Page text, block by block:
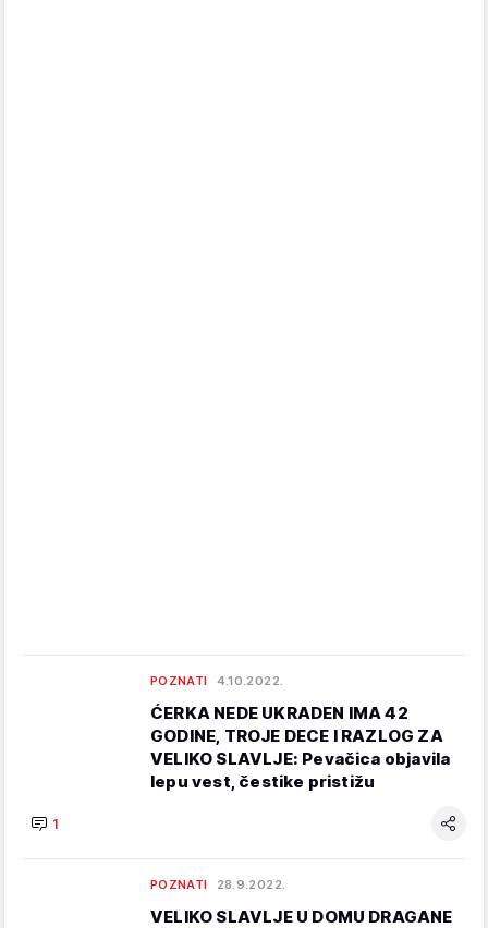
POZNATI 4.10.2022.
ĆERKA NEDE UKRADEN IMA 42
GODINE, TROJE DECE I RAZLOG ZA
VELIKO SLAVLJE: Pevačica objavila
lepu vest, čestike pristižu
1
POZNATI 28.9.2022.
VELIKO SLAVLJE U DOMU DRAGANE